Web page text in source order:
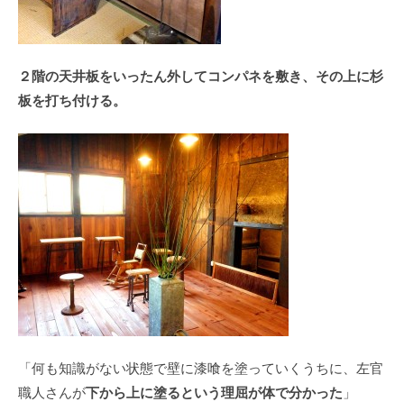
２階の天井板をいったん外してコンパネを敷き、その上に杉
板を打ち付ける。
「何も知識がない状態で壁に漆喰を塗っていくうちに、左官
職人さんが下から上に塗るという理屈が体で分かった 」